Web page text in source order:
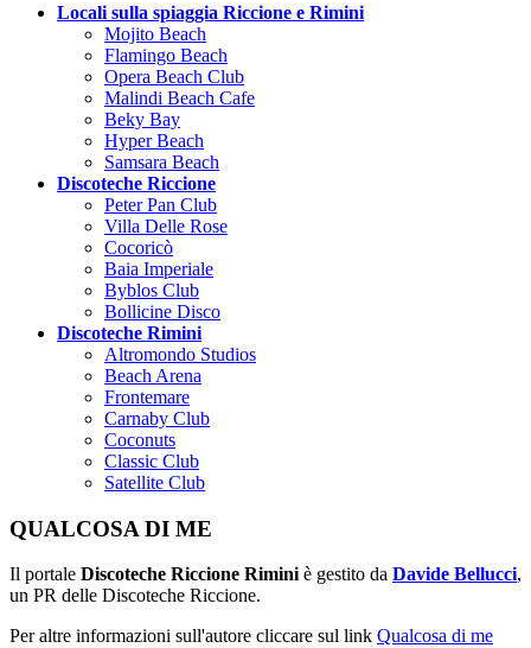
Locali sulla spiaggia Riccione e Rimini
Mojito Beach
Flamingo Beach
Opera Beach Club
Malindi Beach Cafe
Beky Bay
Hyper Beach
Samsara Beach
Discoteche Riccione
Peter Pan Club
Villa Delle Rose
Cocoricò
Baia Imperiale
Byblos Club
Bollicine Disco
Discoteche Rimini
Altromondo Studios
Beach Arena
Frontemare
Carnaby Club
Coconuts
Classic Club
Satellite Club
QUALCOSA DI ME
Il portale Discoteche Riccione Rimini è gestito da Davide Bellucci,
un PR delle Discoteche Riccione.
Per altre informazioni sull'autore cliccare sul link Qualcosa di me